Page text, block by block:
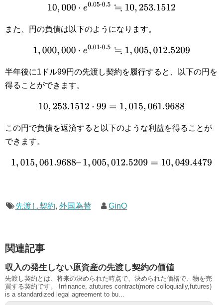
10,000 e0.05⋅0.5≒ 10,253.1512
また、円の負債は以下のようになります。
1,000,000 e0.01⋅0.5≒ 1, 005,012.5209
半年後に1ドル99円の先渡し契約を履行すると、以下の円を
得ることができます。
10,253.1512⋅99 =1 ,015,061.9688
この円で負債を返済すると以下のような利益を得ることが
できます。
1,015, 061.9688–1,005 ,012.5209= 10 049.4479
先渡し契約, 外国為替 GinO
関連記事
収入の発生しない原資産の先渡し契約の価値
先渡し契約とは、将来の決められた時点で、決められた価格で、物を売
買する契約です。 Infinance, afutures contract(more colloquially,futures)
is a standardized legal agreement to bu...